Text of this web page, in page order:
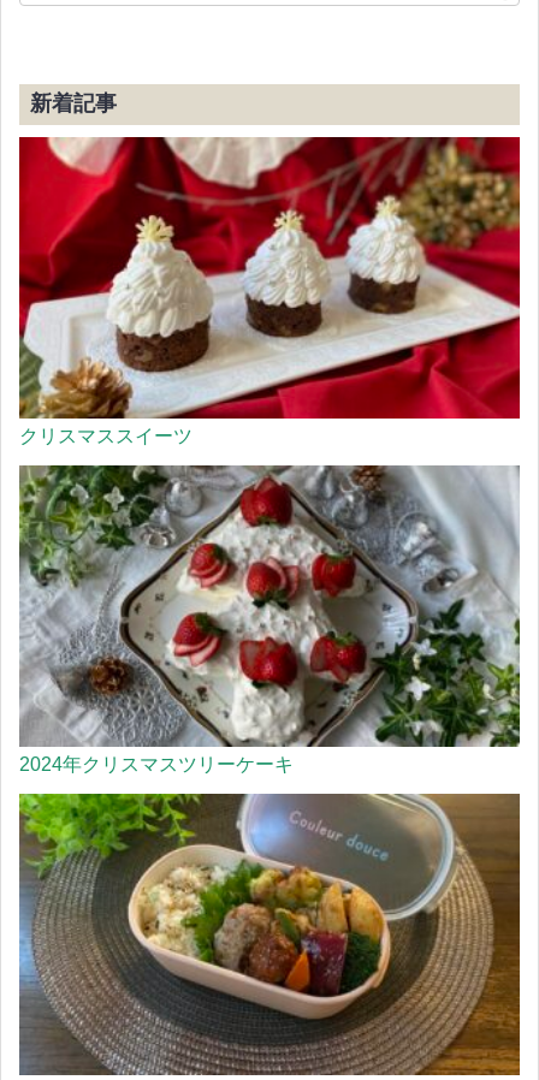
新着記事
クリスマススイーツ
2024年クリスマスツリーケーキ